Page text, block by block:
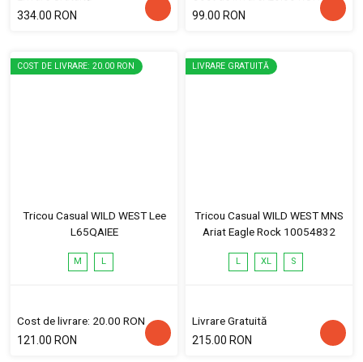
334.00 RON
99.00 RON
COST DE LIVRARE: 20.00 RON
Tricou Casual WILD WEST Lee
L65QAIEE
M L
Cost de livrare: 20.00 RON
121.00 RON
LIVRARE GRATUITĂ
Tricou Casual WILD WEST MNS
Ariat Eagle Rock 10054832
L XL S
Livrare Gratuită
215.00 RON